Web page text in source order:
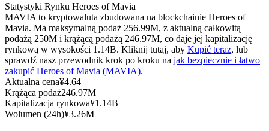
Kopiowanie Transakcji
Statystyki Rynku Heroes of Mavia
MAVIA to kryptowaluta zbudowana na blockchainie Heroes of
Mavia. Ma maksymalną podaż 256.99M, z aktualną całkowitą
podażą 250M i krążącą podażą 246.97M, co daje jej kapitalizację
rynkową w wysokości 1.14B. Kliknij tutaj, aby Kupić teraz, lub
sprawdź nasz przewodnik krok po kroku na jak bezpiecznie i łatwo
zakupić Heroes of Mavia (MAVIA).
Aktualna cena¥4.64
Krążąca podaż246.97M
Kapitalizacja rynkowa¥1.14B
Wolumen (24h)¥3.26M